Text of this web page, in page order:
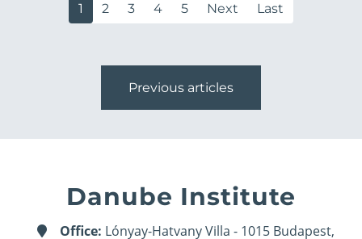
1 2 3 4 5 Next Last
Previous articles
Danube Institute
Office: Lónyay-Hatvany Villa - 1015 Budapest,